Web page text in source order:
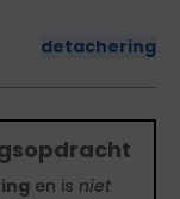
detachering
en is niet